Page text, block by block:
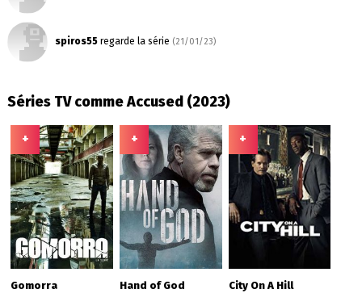
spiros55regarde la série (21/01/23)
Séries TV comme Accused (2023)
+
Gomorra
+
Hand of God
+
City On A Hill